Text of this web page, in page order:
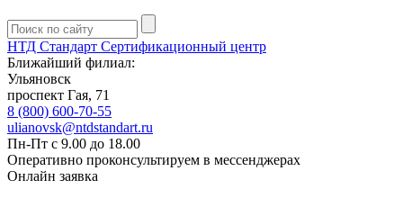
НТД Стандарт Сертификационный центр
Ближайший филиал:
Ульяновск
проспект Гая, 71
8 (800) 600-70-55
ulianovsk@ntdstandart.ru
Пн-Пт с 9.00 до 18.00
Оперативно проконсультируем в мессенджерах
Онлайн заявка